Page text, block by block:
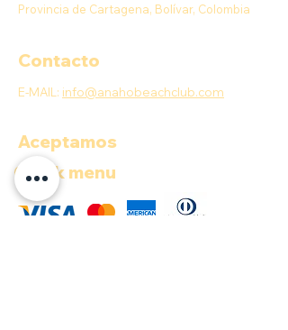
Provincia de Cartagena, Bolívar, Colombia
Contacto
E-MAIL: info@anahobeachclub.com
Aceptamos
Quick menu